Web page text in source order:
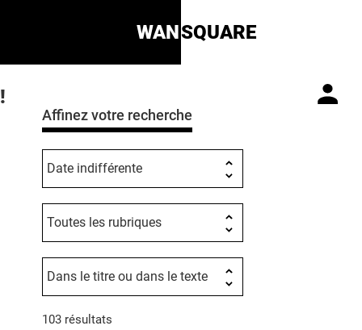
WANSQUARE
!
Affinez votre recherche
103 résultats